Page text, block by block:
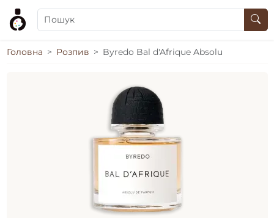
Головна Розпив Byredo Bal d'Afrique Absolu